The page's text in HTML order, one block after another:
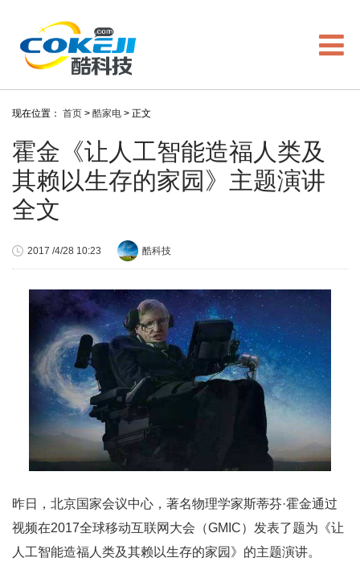
现在位置： 首页 > 酷家电 > 正文
霍金《让人工智能造福人类及
其赖以生存的家园》主题演讲
全文
2017 /4/28 10:23 酷科技
昨日，北京国家会议中心，著名物理学家斯蒂芬·霍金通过
视频在2017全球移动互联网大会（GMIC）发表了题为《让
人工智能造福人类及其赖以生存的家园》的主题演讲。